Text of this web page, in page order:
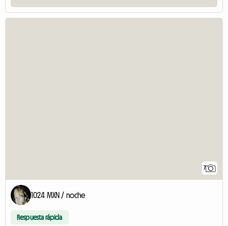
7
1024 MXN / noche
Respuesta rápida